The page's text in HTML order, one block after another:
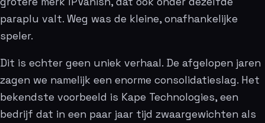
paraplu valt. Weg was de kleine, onafhankelijke
speler.
Dit is echter geen uniek verhaal. De afgelopen jaren
zagen we namelijk een enorme consolidatieslag. Het
bekendste voorbeeld is Kape Technologies, een
bedrijf dat in een paar jaar tijd zwaargewichten als